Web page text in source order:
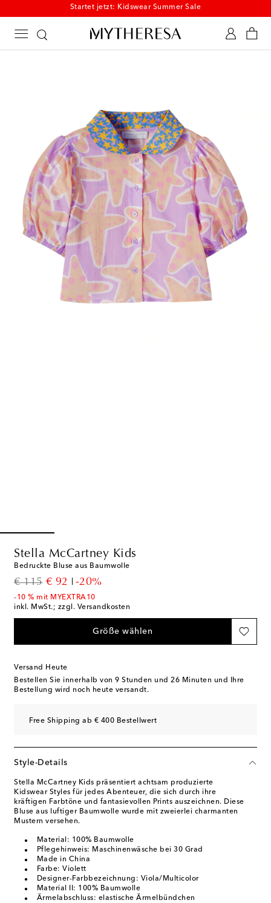
Startet jetzt: Kidswear Summer Sale
Stella McCartney Kids
Bedruckte Bluse aus Baumwolle
€ 115
original price
€ 92
discount price
-20%
-10 % mit MYEXTRA10
inkl. MwSt.; zzgl. Versandkosten
Größe wählen
Versand Heute
Bestellen Sie innerhalb von 9 Stunden und 26 Minuten und Ihre
Bestellung wird noch heute versandt.
Free Shipping ab € 400 Bestellwert
Style-Details
Stella McCartney Kids präsentiert achtsam produzierte
Kidswear Styles für jedes Abenteuer, die sich durch ihre
kräftigen Farbtöne und fantasievollen Prints auszeichnen. Diese
Bluse aus luftiger Baumwolle wurde mit zweierlei charmanten
Mustern versehen.
Material: 100% Baumwolle
Pflegehinweis: Maschinenwäsche bei 30 Grad
Made in China
Farbe: Violett
Designer-Farbbezeichnung: Viola/Multicolor
Material II: 100% Baumwolle
Ärmelabschluss: elastische Ärmelbündchen